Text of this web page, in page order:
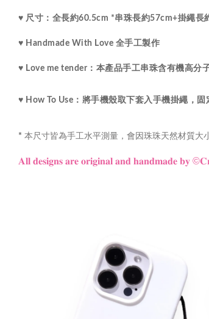
♥ 尺寸： 全長約60.5cm *串珠長約57cm+掛繩長
♥ Handmade With Love 全手工製作
♥ Love me tender： 本產品手工串珠含有機高分
♥ How To Use：將手機殼取下套入手機掛繩，
* 本尺寸皆為手工水平測量，會因珠珠天然材質大
𝐀𝐥𝐥 𝐝𝐞𝐬𝐢𝐠𝐧𝐬 𝐚𝐫𝐞 𝐨𝐫𝐢𝐠𝐢𝐧𝐚𝐥 𝐚𝐧𝐝 𝐡𝐚𝐧𝐝𝐦𝐚𝐝𝐞 𝐛𝐲